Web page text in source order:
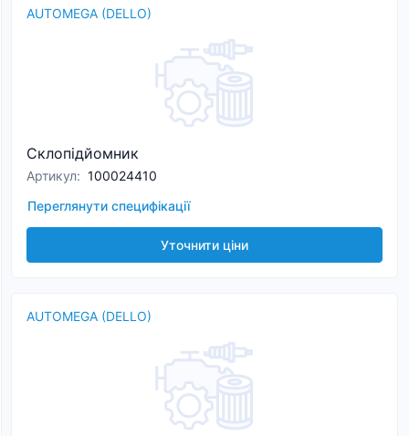
AUTOMEGA (DELLO)
Склопідйомник
Артикул: 100024410
Переглянути специфікації
Уточнити ціни
AUTOMEGA (DELLO)